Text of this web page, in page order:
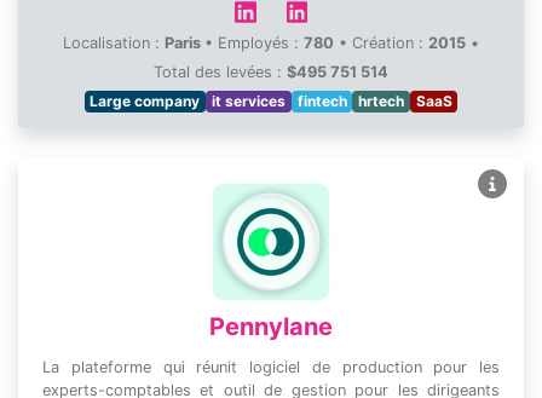
Localisation : Paris • Employés : 780 • Création : 2015 •
Total des levées : $495 751 514
Large company
it services fintech hrtech SaaS
Pennylane
La plateforme qui réunit logiciel de production pour les
experts-comptables et outil de gestion pour les dirigeants